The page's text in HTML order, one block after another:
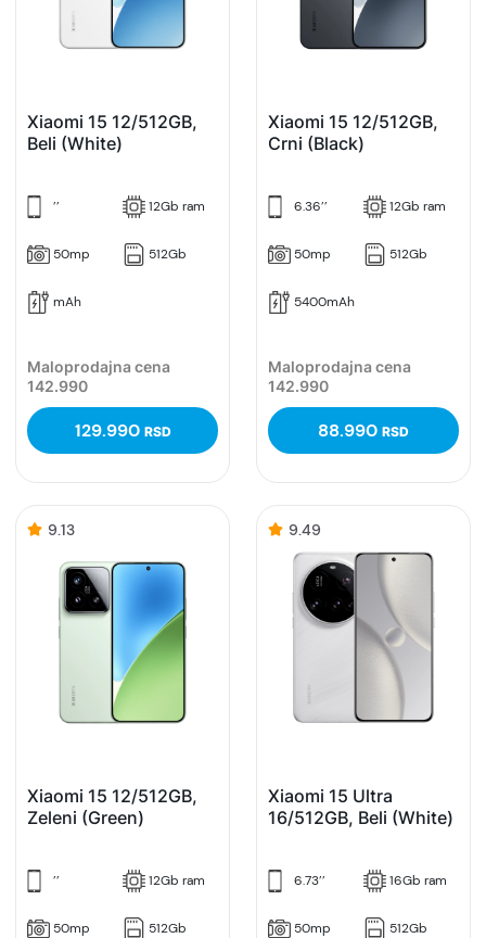
Xiaomi 15 12/512GB,
Beli (White)
’’ 12Gb ram
50mp 512Gb
mAh
Maloprodajna cena
142.990
129.990 RSD
Xiaomi 15 12/512GB,
Crni (Black)
6.36’’ 12Gb ram
50mp 512Gb
5400mAh
Maloprodajna cena
142.990
88.990 RSD
9.13
Xiaomi 15 12/512GB,
Zeleni (Green)
’’ 12Gb ram
50mp 512Gb
9.49
Xiaomi 15 Ultra
16/512GB, Beli (White)
6.73’’ 16Gb ram
50mp 512Gb